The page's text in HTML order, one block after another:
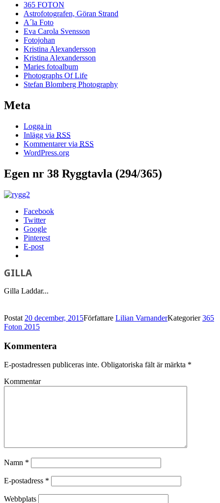
365 FOTON
Astrofotografen, Göran Strand
A´la Foto
Eva Carola Svensson
Fotojohan
Kristina Alexandersson
Kristina Alexandersson
Maries fotoalbum
Photographs Of Life
Stefan Blomberg Photography
Meta
Logga in
Inlägg via RSS
Kommentarer via RSS
WordPress.org
Egen nr 38 Ryggtavla (294/365)
Facebook
Twitter
Google
Pinterest
E-post
GILLA
Gilla Laddar...
Postat 20 december, 2015Författare Lilian VarnanderKategorier365
Foton 2015
Kommentera
E-postadressen publiceras inte. Obligatoriska fält är märkta *
Kommentar
Namn *
E-postadress *
Webbplats